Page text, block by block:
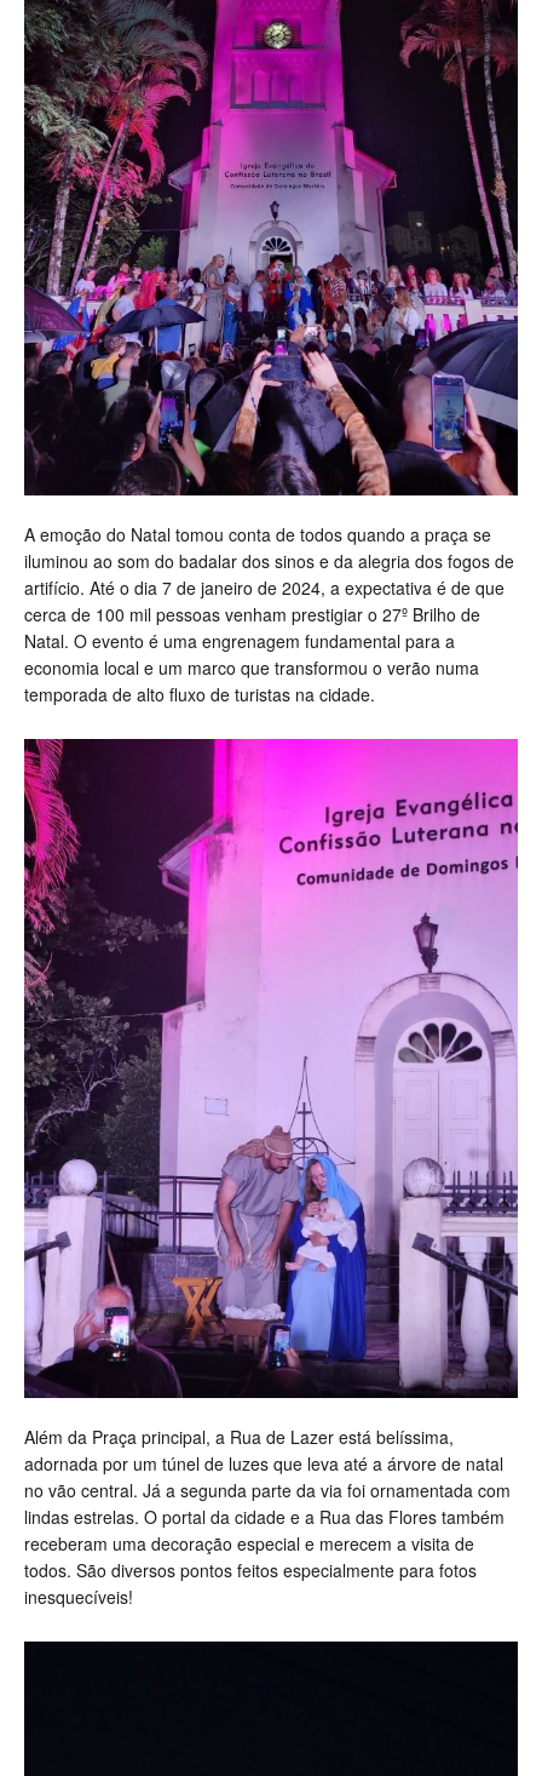
A emoção do Natal tomou conta de todos quando a praça se
iluminou ao som do badalar dos sinos e da alegria dos fogos de
artifício. Até o dia 7 de janeiro de 2024, a expectativa é de que
cerca de 100 mil pessoas venham prestigiar o 27º Brilho de
Natal. O evento é uma engrenagem fundamental para a
economia local e um marco que transformou o verão numa
temporada de alto fluxo de turistas na cidade.
Além da Praça principal, a Rua de Lazer está belíssima,
adornada por um túnel de luzes que leva até a árvore de natal
no vão central. Já a segunda parte da via foi ornamentada com
lindas estrelas. O portal da cidade e a Rua das Flores também
receberam uma decoração especial e merecem a visita de
todos. São diversos pontos feitos especialmente para fotos
inesquecíveis!